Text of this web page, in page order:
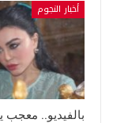
أخبار النجوم
بالفيديو.. معجب